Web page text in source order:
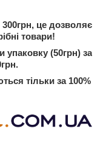
це дозволяє
товари!
(50грн) за
тільки за 100%